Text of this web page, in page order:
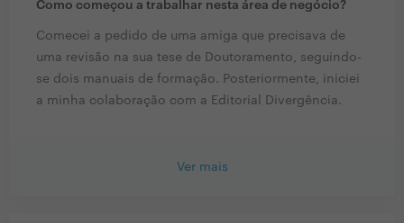
Como começou a trabalhar nesta área de negócio?
Comecei a pedido de uma amiga que precisava de
uma revisão na sua tese de Doutoramento, seguindo-
se dois manuais de formação. Posteriormente, iniciei
a minha colaboração com a Editorial Divergência.
Ver mais